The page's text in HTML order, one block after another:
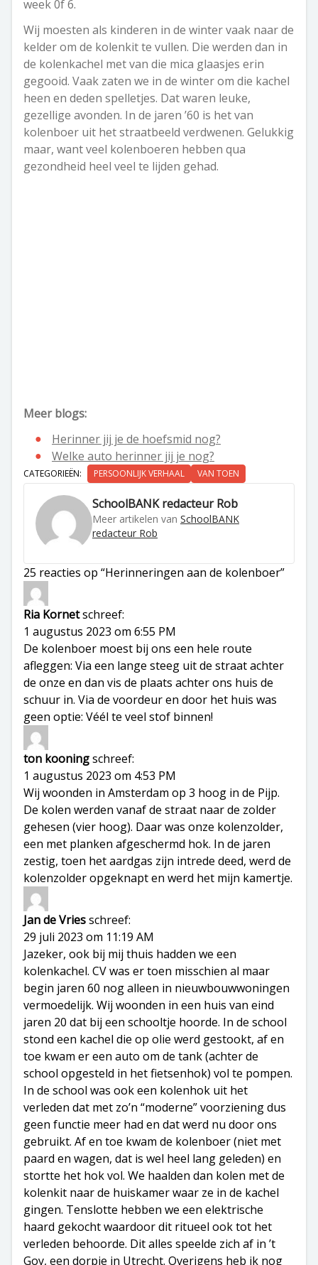
week 0f 6.
Wij moesten als kinderen in de winter vaak naar de
kelder om de kolenkit te vullen. Die werden dan in
de kolenkachel met van die mica glaasjes erin
gegooid. Vaak zaten we in de winter om die kachel
heen en deden spelletjes. Dat waren leuke,
gezellige avonden. In de jaren ’60 is het van
kolenboer uit het straatbeeld verdwenen. Gelukkig
maar, want veel kolenboeren hebben qua
gezondheid heel veel te lijden gehad.
Meer blogs:
Herinner jij je de hoefsmid nog?
Welke auto herinner jij je nog?
CATEGORIEËN: PERSOONLIJK VERHAAL VAN TOEN
SchoolBANK redacteur Rob
Meer artikelen van SchoolBANK
redacteur Rob
25 reacties op “Herinneringen aan de kolenboer”
Ria Kornetschreef:
1 augustus 2023 om 6:55 PM
De kolenboer moest bij ons een hele route
afleggen: Via een lange steeg uit de straat achter
de onze en dan vis de plaats achter ons huis de
schuur in. Via de voordeur en door het huis was
geen optie: Véél te veel stof binnen!
ton kooningschreef:
1 augustus 2023 om 4:53 PM
Wij woonden in Amsterdam op 3 hoog in de Pijp.
De kolen werden vanaf de straat naar de zolder
gehesen (vier hoog). Daar was onze kolenzolder,
een met planken afgeschermd hok. In de jaren
zestig, toen het aardgas zijn intrede deed, werd de
kolenzolder opgeknapt en werd het mijn kamertje.
Jan de Vriesschreef:
29 juli 2023 om 11:19 AM
Jazeker, ook bij mij thuis hadden we een
kolenkachel. CV was er toen misschien al maar
begin jaren 60 nog alleen in nieuwbouwwoningen
vermoedelijk. Wij woonden in een huis van eind
jaren 20 dat bij een schooltje hoorde. In de school
stond een kachel die op olie werd gestookt, af en
toe kwam er een auto om de tank (achter de
school opgesteld in het fietsenhok) vol te pompen.
In de school was ook een kolenhok uit het
verleden dat met zo’n “moderne” voorziening dus
geen functie meer had en dat werd nu door ons
gebruikt. Af en toe kwam de kolenboer (niet met
paard en wagen, dat is wel heel lang geleden) en
stortte het hok vol. We haalden dan kolen met de
kolenkit naar de huiskamer waar ze in de kachel
gingen. Tenslotte hebben we een elektrische
haard gekocht waardoor dit ritueel ook tot het
verleden behoorde. Dit alles speelde zich af in ’t
Goy, een dorpje in Utrecht. Overigens heb ik nog